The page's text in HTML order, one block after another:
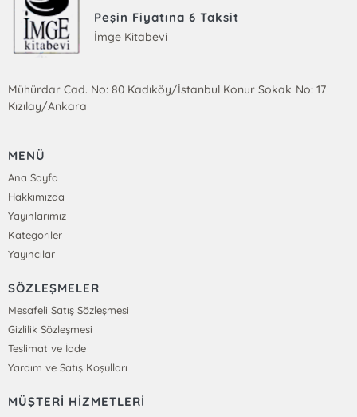
Peşin Fiyatına 6 Taksit
İmge Kitabevi
Mühürdar Cad. No: 80 Kadıköy/İstanbul Konur Sokak No: 17
Kızılay/Ankara
MENÜ
Ana Sayfa
Hakkımızda
Yayınlarımız
Kategoriler
Yayıncılar
SÖZLEŞMELER
Mesafeli Satış Sözleşmesi
Gizlilik Sözleşmesi
Teslimat ve İade
Yardım ve Satış Koşulları
MÜŞTERİ HİZMETLERİ